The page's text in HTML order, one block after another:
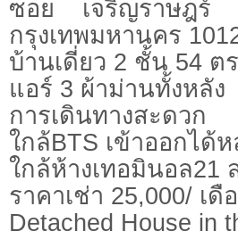
ซอย เจริญราษฎร์
กรุงเทพมหานคร
บ้านเดี่ยว 2 ชั้น 54 ต
แอร์ 3 ผ้าม่านทั้งหลัง
การเดินทางสะดวก
ใกล้BTS เข้าออกได้
ใกล้ห้างเทอมินอล21
ราคาเช่า 25,000/ เดื
Detached House in